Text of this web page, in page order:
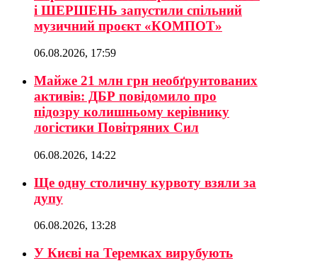
і ШЕРШЕНЬ запустили спільний
музичний проєкт «КОМПОТ»
06.08.2026, 17:59
Майже 21 млн грн необґрунтованих
активів: ДБР повідомило про
підозру колишньому керівнику
логістики Повітряних Сил
06.08.2026, 14:22
Ще одну столичну курвоту взяли за
дупу
06.08.2026, 13:28
У Києві на Теремках вирубують